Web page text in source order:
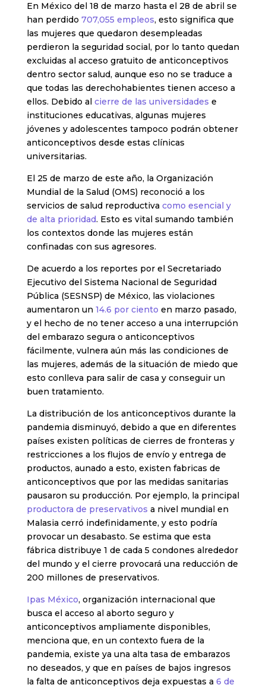
En México del 18 de marzo hasta el 28 de abril se
han perdido 707,055 empleos, esto significa que
las mujeres que quedaron desempleadas
perdieron la seguridad social, por lo tanto quedan
excluidas al acceso gratuito de anticonceptivos
dentro sector salud, aunque eso no se traduce a
que todas las derechohabientes tienen acceso a
ellos. Debido al cierre de las universidades e
instituciones educativas, algunas mujeres
jóvenes y adolescentes tampoco podrán obtener
anticonceptivos desde estas clínicas
universitarias.
El 25 de marzo de este año, la Organización
Mundial de la Salud (OMS) reconoció a los
servicios de salud reproductiva como esencial y
de alta prioridad. Esto es vital sumando también
los contextos donde las mujeres están
confinadas con sus agresores.
De acuerdo a los reportes por el Secretariado
Ejecutivo del Sistema Nacional de Seguridad
Pública (SESNSP) de México, las violaciones
aumentaron un 14.6 por ciento en marzo pasado,
y el hecho de no tener acceso a una interrupción
del embarazo segura o anticonceptivos
fácilmente, vulnera aún más las condiciones de
las mujeres, además de la situación de miedo que
esto conlleva para salir de casa y conseguir un
buen tratamiento.
La distribución de los anticonceptivos durante la
pandemia disminuyó, debido a que en diferentes
países existen políticas de cierres de fronteras y
restricciones a los flujos de envío y entrega de
productos, aunado a esto, existen fabricas de
anticonceptivos que por las medidas sanitarias
pausaron su producción. Por ejemplo, la principal
productora de preservativos a nivel mundial en
Malasia cerró indefinidamente, y esto podría
provocar un desabasto. Se estima que esta
fábrica distribuye 1 de cada 5 condones alrededor
del mundo y el cierre provocará una reducción de
200 millones de preservativos.
Ipas México, organización internacional que
busca el acceso al aborto seguro y
anticonceptivos ampliamente disponibles,
menciona que, en un contexto fuera de la
pandemia, existe ya una alta tasa de embarazos
no deseados, y que en países de bajos ingresos
la falta de anticonceptivos deja expuestas a 6 de